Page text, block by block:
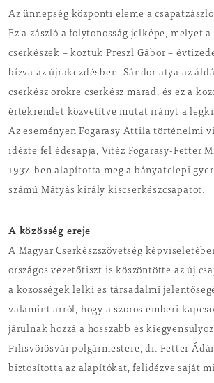
Az ünnepség központi eleme a
Ez a zászló a folytonosság jelképe, melyet
cserkészek – köztük Preszl Gábor –
bízva az újrakezdésben. Sándor atya az
cserkész örökre cserkész marad, és ez a
értékrendet közvetítve mutat irányt a
Az eseményen Fogarasy Attila történelmi
idézte fel édesapja, Vitéz Fogarasy-Fetter
1937-ben alapította meg a bányatelepi
számú Mátyás király kiscserkészcsapatot.
A közösség ereje
A Magyar Cserkészszövetség
országos vezetőtiszt is köszöntötte az új
a közösségek lelki és társadalmi
valamint arról, hogy a szoros emberi
járulnak hozzá a hosszabb és
Pilisvörösvár polgármestere, dr. Fetter
biztosította az alapítókat, felidézve saját